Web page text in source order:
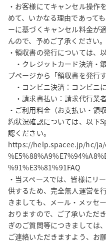
・お客様にてキャンセル操作
めて、いかなる理由であって
ーに基づくキャンセル料金が
んので、予めご了承ください。
・領収書の発行については、
・クレジットカード決済・
プページから「領収書を発行
・コンビニ決済：コンビニ
・請求書払い：請求代行業
・ご利用料金（お支払い・領
約状況確認については、以下
認ください。
https://help.spacee.jp/hc/ja/
%91%E3%81%91FAQ
・当スペースでは、皆様にリ
供するため、完全無人運営を
きましても、メール・メッセ
おりますので、ご了承いただ
ぎのご質問等につきまして
ご連絡いただきますよう、お